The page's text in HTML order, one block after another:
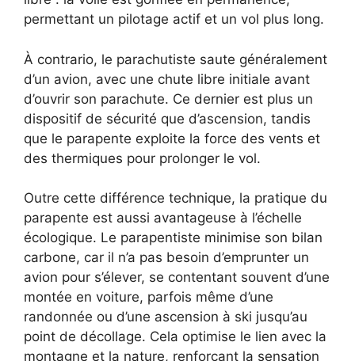
permettant un pilotage actif et un vol plus long.
À contrario, le parachutiste saute généralement
d’un avion, avec une chute libre initiale avant
d’ouvrir son parachute. Ce dernier est plus un
dispositif de sécurité que d’ascension, tandis
que le parapente exploite la force des vents et
des thermiques pour prolonger le vol.
Outre cette différence technique, la pratique du
parapente est aussi avantageuse à l’échelle
écologique. Le parapentiste minimise son bilan
carbone, car il n’a pas besoin d’emprunter un
avion pour s’élever, se contentant souvent d’une
montée en voiture, parfois même d’une
randonnée ou d’une ascension à ski jusqu’au
point de décollage. Cela optimise le lien avec la
montagne et la nature, renforçant la sensation